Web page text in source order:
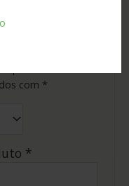
DELA
com *
*